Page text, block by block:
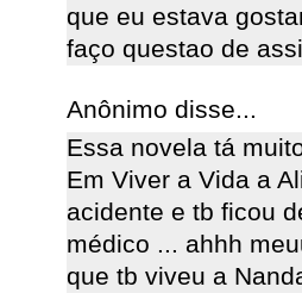
que eu estava
faço questao de
Anônimo disse...
Essa novela tá
Em Viver a Vida a
acidente e tb ficou
médico ... ahhh
que tb viveu a